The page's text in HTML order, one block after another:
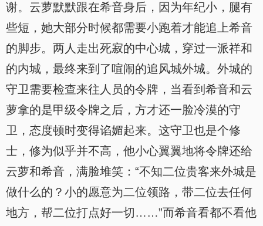
谢。云萝默默跟在希音身后，因为年纪小，腿有
些短，她大部分时候都需要小跑着才能追上希音
的脚步。两人走出死寂的中心城，穿过一派祥和
的内城，最终来到了喧闹的追风城外城。外城的
守卫需要检查来往人员的令牌，当看到希音和云
萝拿的是甲级令牌之后，方才还一脸冷漠的守
卫，态度顿时变得谄媚起来。这守卫也是个修
士，修为似乎并不高，他小心翼翼地将令牌还给
云萝和希音，满脸堆笑：“不知二位贵客来外城是
做什么的？小的愿意为二位领路，带二位去任何
地方，帮二位打点好一切……”而希音看都不看他